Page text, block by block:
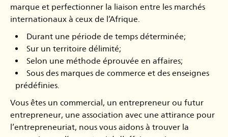
marque et perfectionner la liaison entre les marchés
internationaux à ceux de l’Afrique.
Durant une période de temps déterminée;
Sur un territoire délimité;
Selon une méthode éprouvée en affaires;
Sous des marques de commerce et des enseignes
prédéfinies.
Vous êtes un commercial, un entrepreneur ou futur
entrepreneur, une association avec une attirance pour
l’entrepreneuriat, nous vous aidons à trouver la